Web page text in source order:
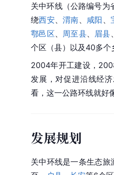
关中环线（公路编号为
绕西安、渭南 咸阳
鄠邑区
周至县、 眉县
个区（县）以及40多
2004年开工建设，
发展，对促进沿线经
看，这一公路环线就好
发展规划
关中环线是一条生态旅